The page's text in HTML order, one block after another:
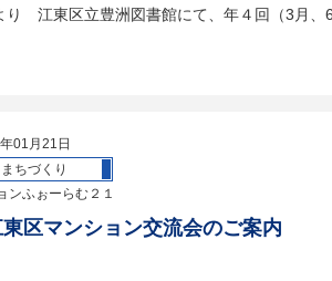
り 江東区立豊洲図書館にて、年４回（3月、
01月21日
ちづくり
ンふぉーらむ２１
区マンション交流会のご案内